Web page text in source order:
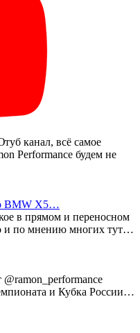
канал, всё самое
Performance будем не
BMW X5…
в прямом и переносном
и по мнению многих тут…
и Кубка России…